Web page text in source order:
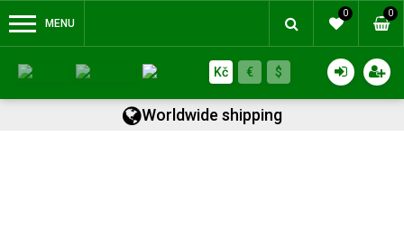
MENU
0 0
Kč € $
Worldwide shipping